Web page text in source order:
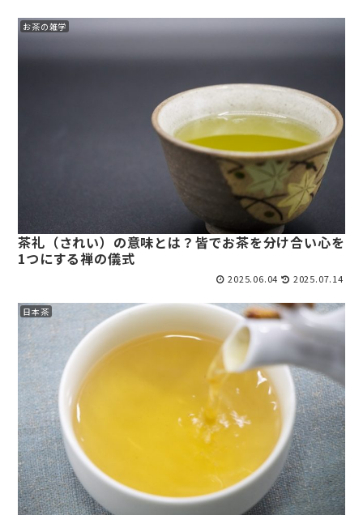
お茶の雑学
茶礼（されい）の意味とは？皆でお茶を分け合い心を
1つにする禅の儀式
2025.06.04 2025.07.14
日本茶